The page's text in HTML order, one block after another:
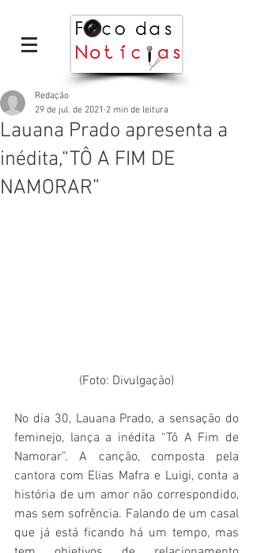
Lauana Prado apresenta a
inédita,“TÔ A FIM DE
NAMORAR”
Redação
29 de jul. de 2021 2 min de leitura
(Foto: Divulgação)
No dia 30, Lauana Prado, a sensação do
feminejo, lança a inédita “Tô A Fim de
Namorar”. A canção, composta pela
cantora com Elias Mafra e Luigi, conta a
história de um amor não correspondido,
mas sem sofrência. Falando de um casal
que já está ficando há um tempo, mas